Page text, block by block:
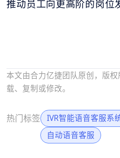
推动员工向更高阶的岗位
本文由合力亿捷团队原创，版
载、复制或修改。
热门标签 IVR智能语音客服系
自动语音客服